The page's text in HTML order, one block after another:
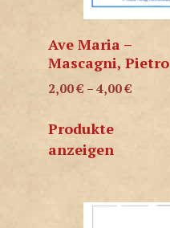
Ave Maria –
Mascagni, Pietro
2,00€ – 4,00€
Produkte
anzeigen